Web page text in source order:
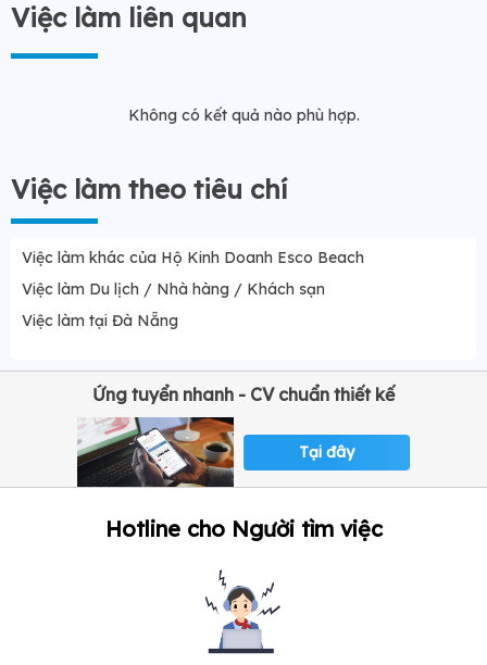
Việc làm liên quan
Không có kết quả nào phù hợp.
Việc làm theo tiêu chí
Việc làm khác của Hộ Kinh Doanh Esco Beach
Việc làm Du lịch / Nhà hàng / Khách sạn
Việc làm tại Đà Nẵng
Ứng tuyển nhanh - CV chuẩn thiết kế
Tại đây
Hotline cho Người tìm việc